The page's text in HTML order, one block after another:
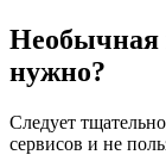
Необычная
нужно?
Следует
сервисов и не